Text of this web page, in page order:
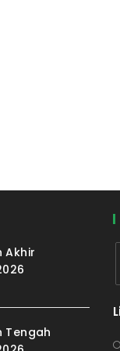
Akhir
Tengah